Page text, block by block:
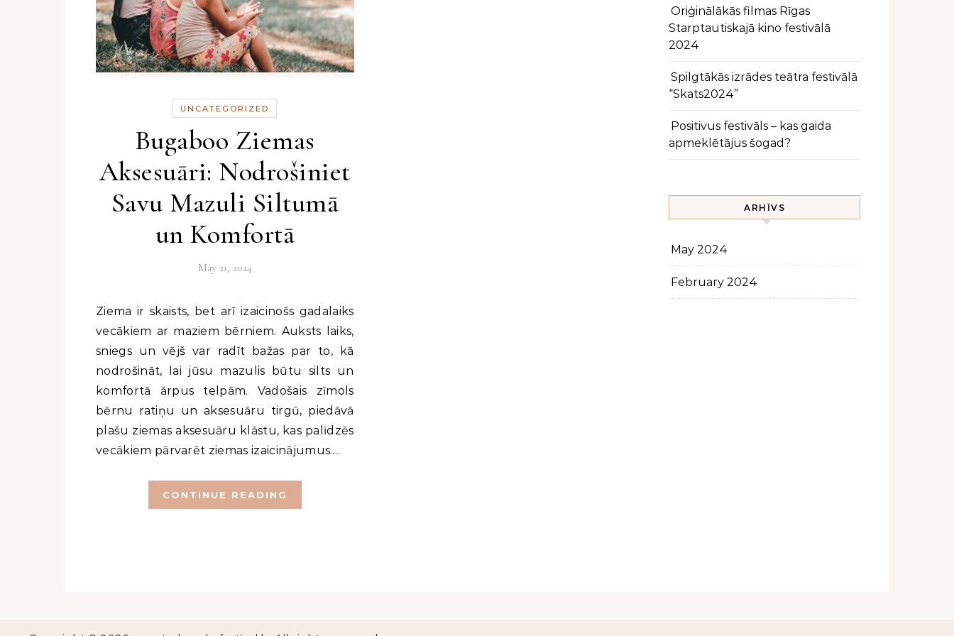
UNCATEGORIZED
Bugaboo Ziemas
Aksesuāri: Nodrošiniet
Savu Mazuli Siltumā
un Komfortā
May 21, 2024
Ziema ir skaists, bet arī izaicinošs gadalaiks
vecākiem ar maziem bērniem. Auksts laiks,
sniegs un vējš var radīt bažas par to, kā
nodrošināt, lai jūsu mazulis būtu silts un
komfortā ārpus telpām. Vadošais zīmols
bērnu ratiņu un aksesuāru tirgū, piedāvā
plašu ziemas aksesuāru klāstu, kas palīdzēs
vecākiem pārvarēt ziemas izaicinājumus.…
CONTINUE READING
Oriģinālākās filmas Rīgas
Starptautiskajā kino festivālā
2024
Spilgtākās izrādes teātra festivālā
“Skats2024”
Positivus festivāls – kas gaida
apmeklētājus šogad?
ARHĪVS
May 2024
February 2024